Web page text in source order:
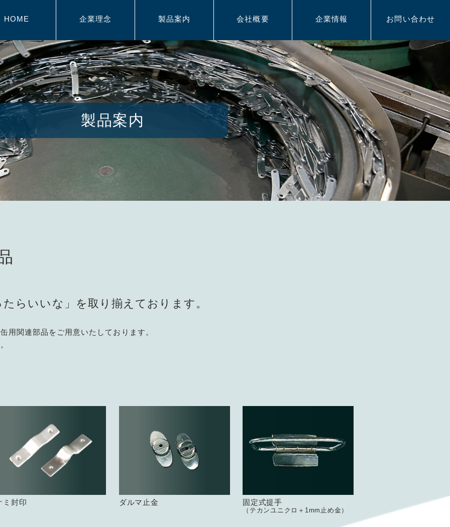
HOME 企業理念 製品案内 会社概要 企業情報 お問い合わせ
製品案内
らいいな」を取り揃えております。
用関連部品をご用意いたしております。
ミ封印 ダルマ止金 固定式提手
（テカンユニクロ＋1mm止め金）